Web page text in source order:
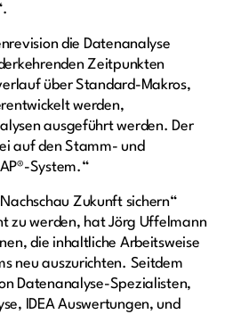
die Datenanalyse
Zeitpunkten
über Standard-Makros,
werden,
ausgeführt werden. Der
auf den Stamm- und
System.“
Zukunft sichern“
zu werden, hat Jörg Uffelmann
die inhaltliche Arbeitsweise
neu auszurichten. Seitdem
Datenanalyse-Spezialisten,
IDEA Auswertungen, und